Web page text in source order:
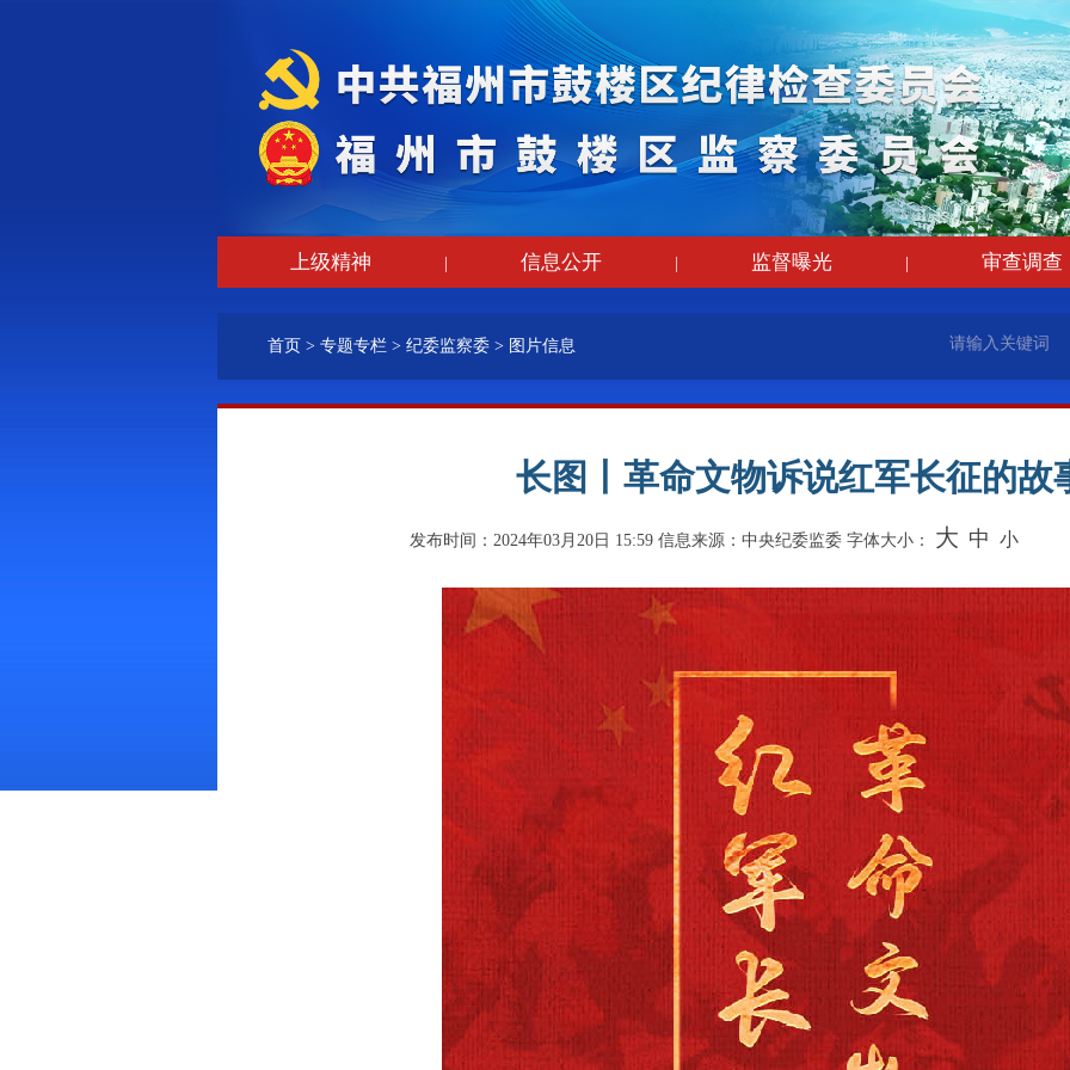
上级精神 | 信息公开 | 监督曝光 | 审查调查
首页 > 专题专栏 > 纪委监察委 > 图片信息
长图丨革命文物诉说红军长征的故
发布时间：2024年03月20日 15:59 信息来源：中央纪委监委 字体大小： 大 中 小